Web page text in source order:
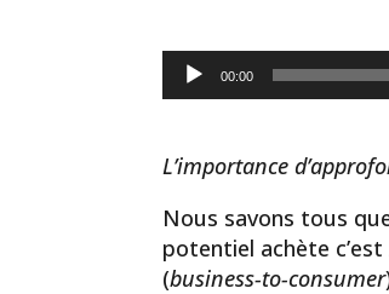
Lecteur
audio
00:00
L’importance
Nous savons tous
potentiel achète c’est
(business-to-consumer